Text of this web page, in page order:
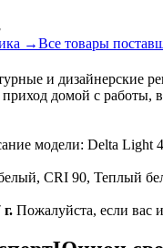
→Все товары
и дизайнерские
домой с работы,
модели: Delta
CRI 90, Теплый
Пожалуйста, если вас